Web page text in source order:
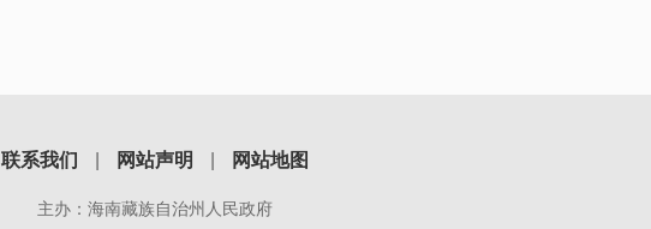
联系我们 网站声明 网站地图
主办：海南藏族自治州人民政府